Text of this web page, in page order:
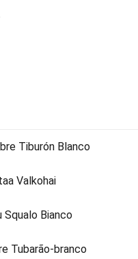
Tiburón Blanco
Valkohai
Bianco
Tubarão-branco